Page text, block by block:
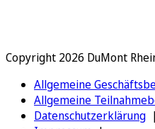
Copyright 2026 DuMont
Allgemeine
Allgemeine
Datenschutzerklärung